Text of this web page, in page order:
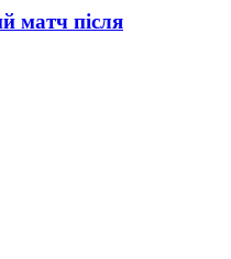
матч після